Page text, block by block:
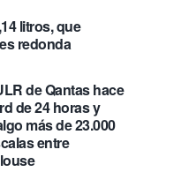
litros, que
redonda
de Qantas hace
de 24 horas y
más de 23.000
entre